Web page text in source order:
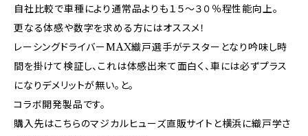
自社比較で車種により通常品よりも１５～３０％程性能向上。
更なる体感や数字を求める方にはオススメ！
レーシングドライバーMAX織戸選手がテスターとなり吟味し時
間を掛けて検証し、これは体感出来て面白く、車には必ずプラス
になりデメリットが無い。と。
コラボ開発製品です。
購入先はこちらのマジカルヒューズ直販サイトと横浜に織戸学さ